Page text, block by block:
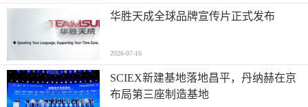
华胜天成全球品牌宣传片正式发布
2026-07-16
SCIEX新建基地落地昌平，丹纳赫在京
布局第三座制造基地